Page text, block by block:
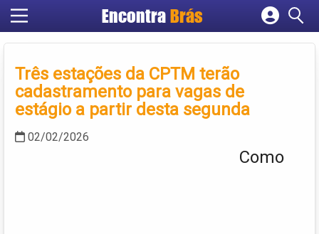
Encontra Brás
Cadastrar empresa
Criar conta
Três estações da CPTM terão
cadastramento para vagas de
estágio a partir desta segunda
02/02/2026
Como